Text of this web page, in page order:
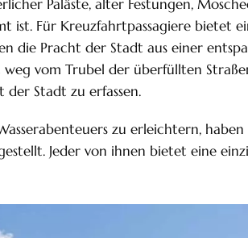
Paläste, alter Festungen,
ist. Für Kreuzfahrtpassagiere bietet
die Pracht der Stadt aus einer
vom Trubel der überfüllten
Stadt zu erfassen.
zu erleichtern,
Jeder von ihnen bietet eine